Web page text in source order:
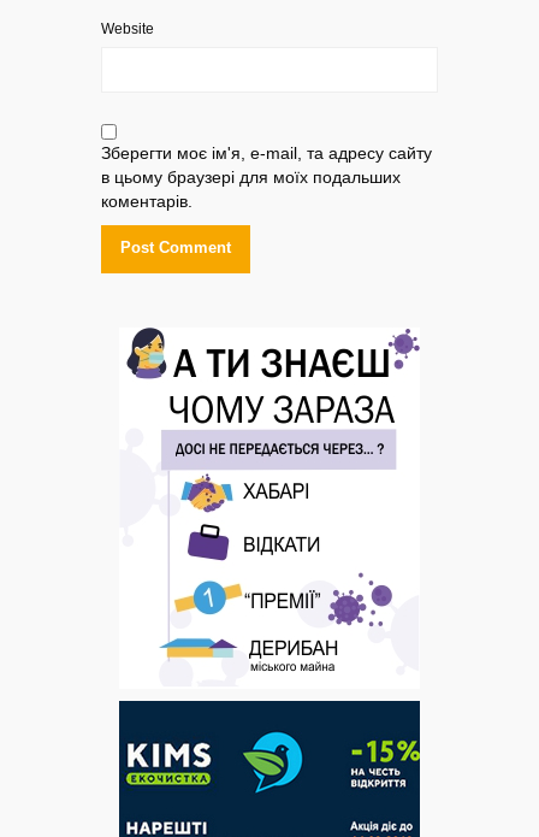
Website
Зберегти моє ім'я, e-mail, та адресу сайту
в цьому браузері для моїх подальших
коментарів.